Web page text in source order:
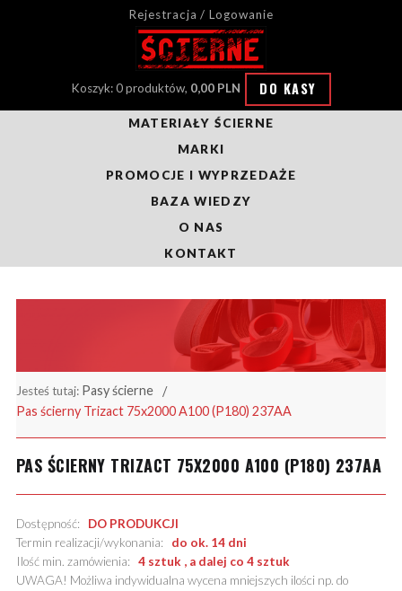
Rejestracja / Logowanie
Koszyk: 0 produktów, 0,00 PLN DO KASY
MATERIAŁY ŚCIERNE
MARKI
PROMOCJE I WYPRZEDAŻE
BAZA WIEDZY
O NAS
KONTAKT
Jesteś tutaj: Pasy ścierne
Pas ścierny Trizact 75x2000 A100 (P180) 237AA
PAS ŚCIERNY TRIZACT 75X2000 A100 (P180) 237AA
Dostępność: DO PRODUKCJI
Termin realizacji/wykonania: do ok. 14 dni
Ilość min. zamówienia: 4 sztuk , a dalej co 4 sztuk
UWAGA! Możliwa indywidualna wycena mniejszych ilości np. do